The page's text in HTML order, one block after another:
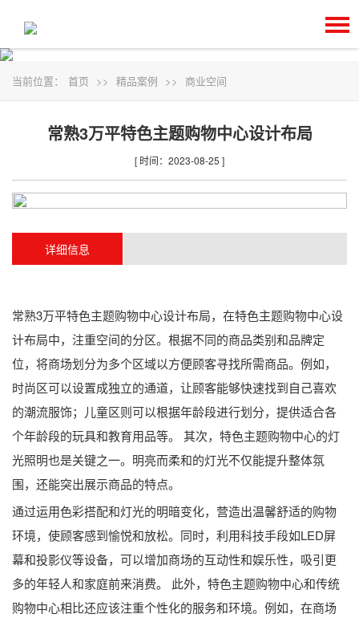
当前位置： 首页 >> 精品案例 >> 商业空间
常熟3万平特色主题购物中心设计布局
[ 时间：2023-08-25 ]
详细信息
常熟3万平特色主题购物中心设计布局，在特色主题购物中心设
计布局中，注重空间的分区。根据不同的商品类别和品牌定
位，将商场划分为多个区域以方便顾客寻找所需商品。例如，
时尚区可以设置成独立的通道，让顾客能够快速找到自己喜欢
的潮流服饰；儿童区则可以根据年龄段进行划分，提供适合各
个年龄段的玩具和教育用品等。 其次，特色主题购物中心的灯
光照明也是关键之一。明亮而柔和的灯光不仅能提升整体氛
围，还能突出展示商品的特点。
通过运用色彩搭配和灯光的明暗变化，营造出温馨舒适的购物
环境，使顾客感到愉悦和放松。同时，利用科技手段如LED屏
幕和投影仪等设备，可以增加商场的互动性和娱乐性，吸引更
多的年轻人和家庭前来消费。 此外，特色主题购物中心和传统
购物中心相比还应该注重个性化的服务和环境。例如，在商场